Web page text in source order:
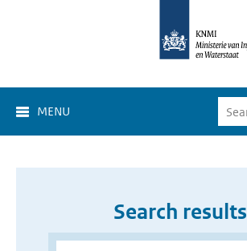
MENU
Search results